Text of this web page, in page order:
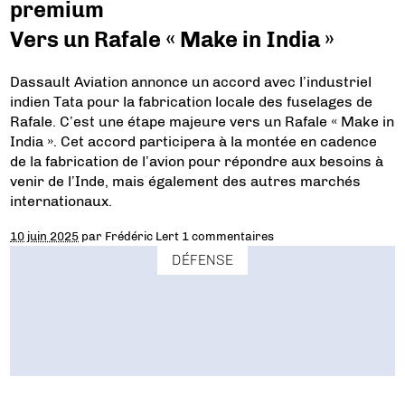
premium
Vers un Rafale « Make in India »
Dassault Aviation annonce un accord avec l’industriel
indien Tata pour la fabrication locale des fuselages de
Rafale. C’est une étape majeure vers un Rafale « Make in
India ». Cet accord participera à la montée en cadence
de la fabrication de l’avion pour répondre aux besoins à
venir de l’Inde, mais également des autres marchés
internationaux.
10 juin 2025 par Frédéric Lert 1 commentaires
DÉFENSE